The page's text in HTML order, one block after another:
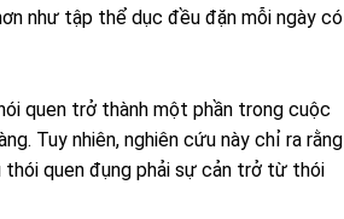
như tập thể dục đều đặn mỗi ngày có
quen trở thành một phần trong cuộc
Tuy nhiên, nghiên cứu này chỉ ra rằng
quen đụng phải sự cản trở từ thói